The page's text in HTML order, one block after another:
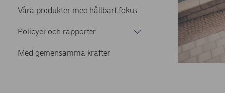
Våra produkter med hållbart fokus
Policyer och rapporter
Med gemensamma krafter